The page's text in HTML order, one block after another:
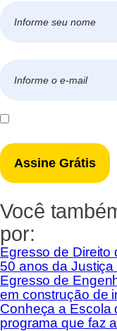
mail
Consentir
Você
por:
Egresso de Direito
50 anos da Justiça
Egresso de
em construção de
Conheça a Escola
programa que faz